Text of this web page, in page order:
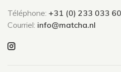
Téléphone: +31 (0) 233 033
Courriel: info@matcha.nl